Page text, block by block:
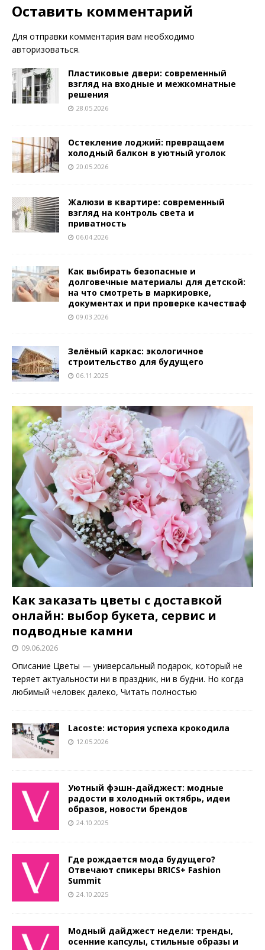
Оставить комментарий
Для отправки комментария вам необходимо
авторизоваться.
Пластиковые двери: современный
взгляд на входные и межкомнатные
решения
28.05.2026
Остекление лоджий: превращаем
холодный балкон в уютный уголок
20.05.2026
Жалюзи в квартире: современный
взгляд на контроль света и
приватность
06.04.2026
Как выбирать безопасные и
долговечные материалы для детской:
на что смотреть в маркировке,
документах и при проверке качестваф
09.03.2026
Зелёный каркас: экологичное
строительство для будущего
06.11.2025
Как заказать цветы с доставкой
онлайн: выбор букета, сервис и
подводные камни
09.06.2026
Описание Цветы — универсальный подарок, который не
теряет актуальности ни в праздник, ни в будни. Но когда
любимый человек далеко, Читать полностью
Lacoste: история успеха крокодила
12.05.2026
Уютный фэшн-дайджест: модные
радости в холодный октябрь, идеи
образов, новости брендов
24.10.2025
Где рождается мода будущего?
Отвечают спикеры BRICS+ Fashion
Summit
24.10.2025
Модный дайджест недели: тренды,
осенние капсулы, стильные образы и